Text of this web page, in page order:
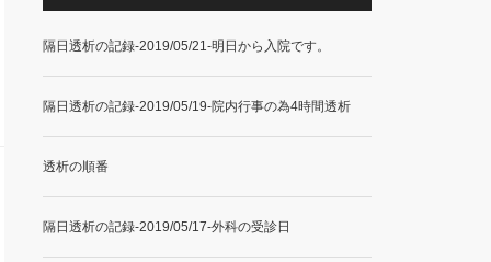
隔日透析の記録-2019/05/21-明日から入院です。
隔日透析の記録-2019/05/19-院内行事の為4時間透析
透析の順番
隔日透析の記録-2019/05/17-外科の受診日